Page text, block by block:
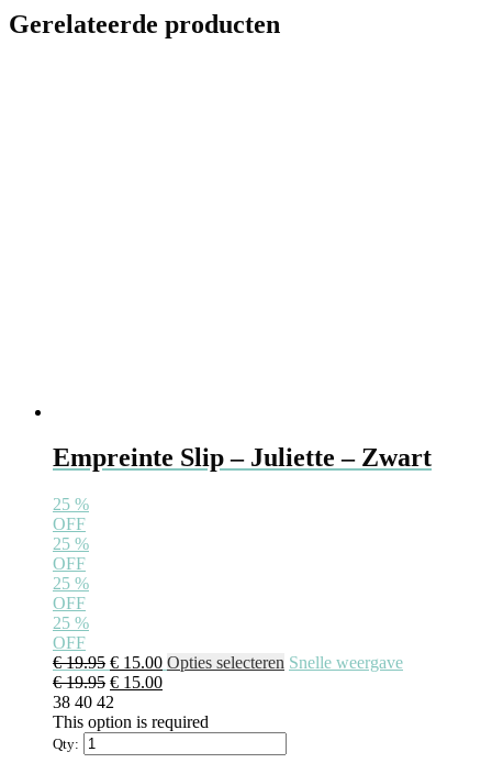
Gerelateerde producten
Empreinte Slip – Juliette – Zwart
25 %
OFF
25 %
OFF
25 %
OFF
25 %
OFF
€19.95 € 15.00 Opties selecteren Snelle weergave
€19.95 € 15.00
38 40 42
This option is required
Qty: